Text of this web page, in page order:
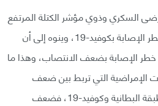
السكري وذوي مؤشر الكتلة المرتفع
BMI والمدخنين أكثر عرضةً لخطر الإصابة بكوفيد-19، وينوه إلى أن
الإصابة بضعف الانتصاب، وهذا ما
الإمراضية التي تربط بين ضعف
الانتصاب وضعف وظائف الطبقة البطانية وكوفيد-19، فضعف